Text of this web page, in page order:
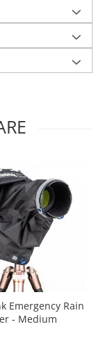
Emergency Rain
- Medium